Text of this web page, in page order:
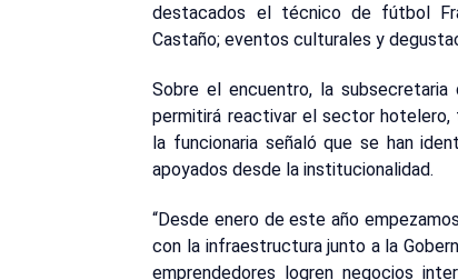
destacados el técnico de fútbol
Castaño; eventos culturales y
Sobre el encuentro, la
permitirá reactivar el sector
la funcionaria señaló que se han
apoyados desde la institucionalidad.
“Desde enero de este año
con la infraestructura junto a la
emprendedores logren negocios